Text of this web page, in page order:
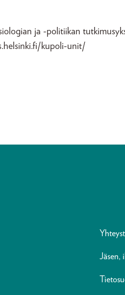
ja -politiikan
kupoli-unit/
Jäsen,